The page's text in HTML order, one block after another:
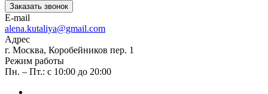
Заказать звонок
E-mail
alena.kutaliya@gmail.com
Адрес
г. Москва, Коробейников пер. 1
Режим работы
Пн. – Пт.: с 10:00 до 20:00